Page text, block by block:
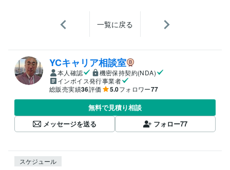
一覧に戻る
YCキャリア相談室
本人確認
機密保持契約(NDA)
インボイス発行事業者
総販売実績36評価 5.0フォロワー77
無料で見積り相談
メッセージを送る
フォロー77
スケジュール